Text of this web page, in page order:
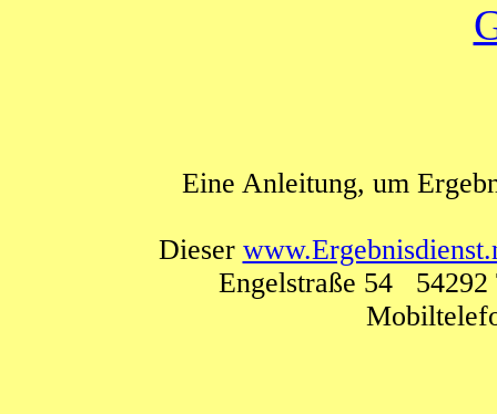
Eine Anleitung, um
Dieser
Engelstraße 54